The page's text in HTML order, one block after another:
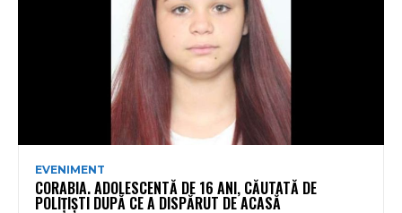
EVENIMENT
CORABIA. ADOLESCENTĂ DE 16 ANI, CĂUTATĂ DE
POLIȚIȘTI DUPĂ CE A DISPĂRUT DE ACASĂ